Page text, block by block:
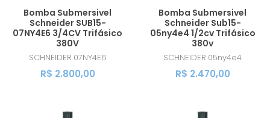
Bomba Submersivel
Schneider SUB15-
07NY4E6 3/4CV Trifásico
380V
SCHNEIDER 07NY4E6
R$ 2.800,00
Bomba Submersivel
Schneider Sub15-
05ny4e4 1/2cv Trifásico
380v
SCHNEIDER 05ny4e4
R$ 2.470,00